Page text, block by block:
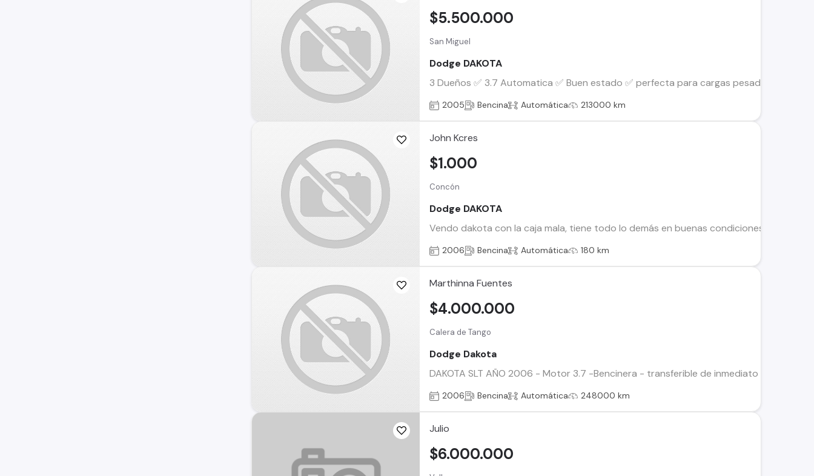
San Miguel
Dodge DAKOTA
3 Dueños ✅ 3.7 Automatica ✅ Buen estado ✅ perfecta para cargas pesadas ✅
$5.500.000
2005 Bencina Automática 213000 km
John Kcres
Concón
Dodge DAKOTA
Vendo dakota con la caja mala, tiene todo lo demás en buenas condiciones, motor
$1.000
2006 Bencina Automática 180 km
Marthinna Fuentes
Calera de Tango
Dodge Dakota
DAKOTA SLT AÑO 2006 - Motor 3.7 -Bencinera - transferible de inmediato -2
$4.000.000
2006 Bencina Automática 248000 km
Julio
$6.000.000